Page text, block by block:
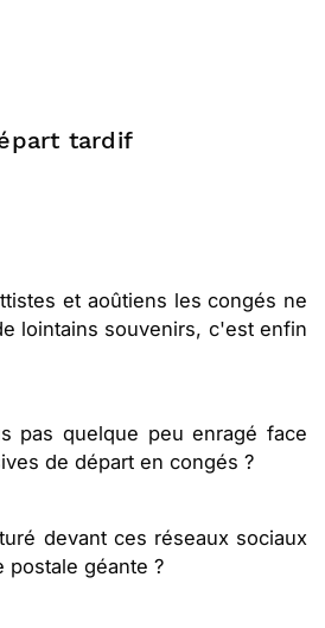
tardif
et aoûtiens les congés ne
lointains souvenirs, c'est enfin
pas quelque peu enragé face
de départ en congés ?
devant ces réseaux sociaux
postale géante ?